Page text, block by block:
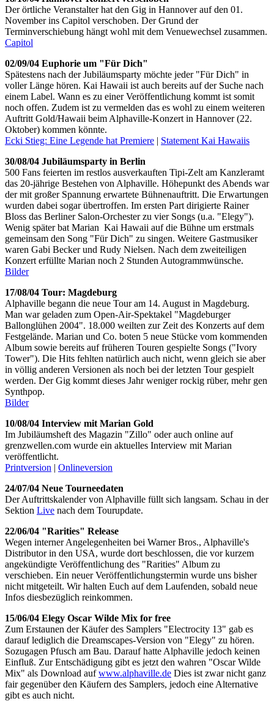
Der örtliche Veranstalter hat den Gig in Hannover auf den 01.
November ins Capitol verschoben. Der Grund der
Terminverschiebung hängt wohl mit dem Venuewechsel zusammen.
Capitol
02/09/04 Euphorie um "Für Dich"
Spätestens nach der Jubiläumsparty möchte jeder "Für Dich" in
voller Länge hören. Kai Hawaii ist auch bereits auf der Suche nach
einem Label. Wann es zu einer Veröffentlichung kommt ist somit
noch offen. Zudem ist zu vermelden das es wohl zu einem weiteren
Auftritt Gold/Hawaii beim Alphaville-Konzert in Hannover (22.
Oktober) kommen könnte.
Ecki Stieg: Eine Legende hat Premiere | Statement Kai Hawaiis
30/08/04 Jubiläumsparty in Berlin
500 Fans feierten im restlos ausverkauften Tipi-Zelt am Kanzleramt
das 20-jährige Bestehen von Alphaville. Höhepunkt des Abends war
der mit großer Spannung erwartete Bühnenauftritt. Die Erwartungen
wurden dabei sogar übertroffen. Im ersten Part dirigierte Rainer
Bloss das Berliner Salon-Orchester zu vier Songs (u.a. "Elegy").
Wenig später bat Marian Kai Hawaii auf die Bühne um erstmals
gemeinsam den Song "Für Dich" zu singen. Weitere Gastmusiker
waren Gabi Becker und Rudy Nielsen. Nach dem zweiteiligen
Konzert erfüllte Marian noch 2 Stunden Autogrammwünsche.
Bilder
17/08/04 Tour: Magdeburg
Alphaville begann die neue Tour am 14. August in Magdeburg.
Man war geladen zum Open-Air-Spektakel "Magdeburger
Ballonglühen 2004". 18.000 weilten zur Zeit des Konzerts auf dem
Festgelände. Marian und Co. boten 5 neue Stücke vom kommenden
Album sowie bereits auf früheren Touren gespielte Songs ("Ivory
Tower"). Die Hits fehlten natürlich auch nicht, wenn gleich sie aber
in völlig anderen Versionen als noch bei der letzten Tour gespielt
werden. Der Gig kommt dieses Jahr weniger rockig rüber, mehr gen
Synthpop.
Bilder
10/08/04 Interview mit Marian Gold
Im Jubiläumsheft des Magazin "Zillo" oder auch online auf
grenzwellen.com wurde ein aktuelles Interview mit Marian
veröffentlicht.
Printversion | Onlineversion
24/07/04 Neue Tourneedaten
Der Auftrittskalender von Alphaville füllt sich langsam. Schau in der
Sektion Live nach dem Tourupdate.
22/06/04 "Rarities" Release
Wegen interner Angelegenheiten bei Warner Bros., Alphaville's
Distributor in den USA, wurde dort beschlossen, die vor kurzem
angekündigte Veröffentlichung des "Rarities" Album zu
verschieben. Ein neuer Veröffentlichungstermin wurde uns bisher
nicht mitgeteilt. Wir halten Euch auf dem Laufenden, sobald neue
Infos diesbezüglich reinkommen.
15/06/04 Elegy Oscar Wilde Mix for free
Zum Erstaunen der Käufer des Samplers "Electrocity 13" gab es
darauf lediglich die Dreamscapes-Version von "Elegy" zu hören.
Sozugagen Pfusch am Bau. Darauf hatte Alphaville jedoch keinen
Einfluß. Zur Entschädigung gibt es jetzt den wahren "Oscar Wilde
Mix" als Download aufwww.alphaville.de Dies ist zwar nicht ganz
fair gegenüber den Käufern des Samplers, jedoch eine Alternative
gibt es auch nicht.